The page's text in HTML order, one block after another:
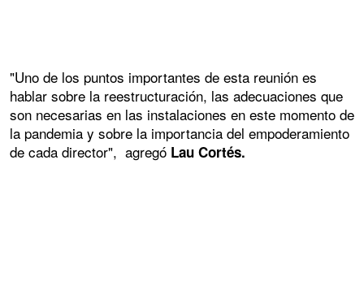
"Uno de los puntos importantes de esta reunión es
hablar sobre la reestructuración, las adecuaciones que
son necesarias en las instalaciones en este momento de
la pandemia y sobre la importancia del empoderamiento
de cada director", agregó Lau Cortés.